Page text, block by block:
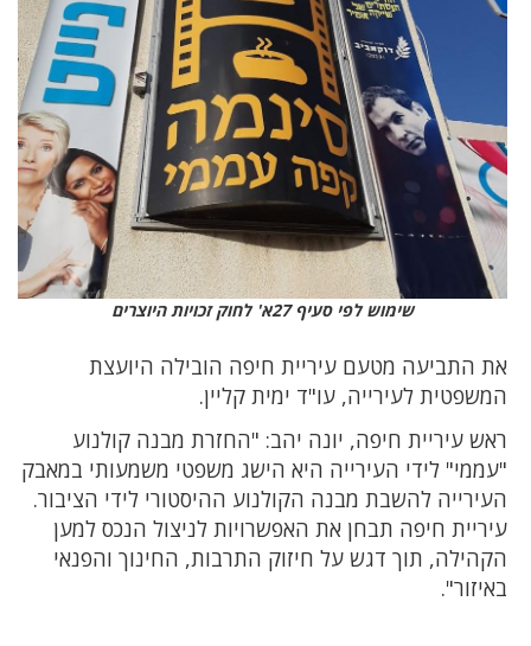
שימוש לפי סעיף 27א' לחוק זכויות היוצרים
את התביעה מטעם עיריית חיפה הובילה היועצת
המשפטית לעירייה, עו"ד ימית קליין.
ראש עיריית חיפה, יונה יהב: "החזרת מבנה קולנוע
"עממי" לידי העירייה היא הישג משפטי משמעותי במאבק
העירייה להשבת מבנה הקולנוע ההיסטורי לידי הציבור.
עיריית חיפה תבחן את האפשרויות לניצול הנכס למען
הקהילה, תוך דגש על חיזוק התרבות, החינוך והפנאי
באיזור".